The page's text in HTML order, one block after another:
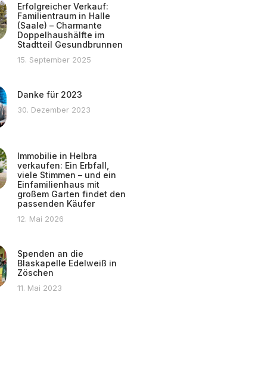
Erfolgreicher Verkauf:
Familientraum in Halle
(Saale) – Charmante
Doppelhaushälfte im
Stadtteil Gesundbrunnen
15. September 2025
Danke für 2023
30. Dezember 2023
Immobilie in Helbra
verkaufen: Ein Erbfall,
viele Stimmen – und ein
Einfamilienhaus mit
großem Garten findet den
passenden Käufer
12. Mai 2026
Spenden an die
Blaskapelle Edelweiß in
Zöschen
11. Mai 2023